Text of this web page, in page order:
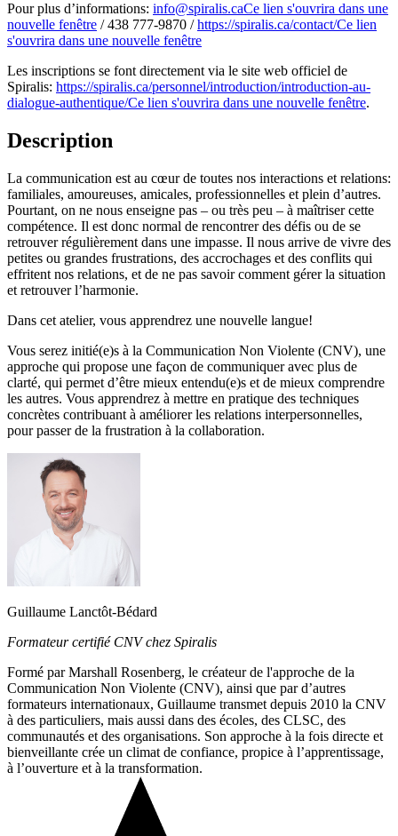
Pour plus d’informations: info@spiralis.caCe lien s'ouvrira dans une
nouvelle fenêtre / 438 777-9870 /https://spiralis.ca/contact/Ce lien
s'ouvrira dans une nouvelle fenêtre
Les inscriptions se font directement via le site web officiel de
Spiralis: https://spiralis.ca/personnel/introduction/introduction-au-
dialogue-authentique/Ce lien s'ouvrira dans une nouvelle fenêtre.
Description
La communication est au cœur de toutes nos interactions et relations:
familiales, amoureuses, amicales, professionnelles et plein d’autres.
Pourtant, on ne nous enseigne pas – ou très peu – à maîtriser cette
compétence. Il est donc normal de rencontrer des défis ou de se
retrouver régulièrement dans une impasse. Il nous arrive de vivre des
petites ou grandes frustrations, des accrochages et des conflits qui
effritent nos relations, et de ne pas savoir comment gérer la situation
et retrouver l’harmonie.
Dans cet atelier, vous apprendrez une nouvelle langue!
Vous serez initié(e)s à la Communication Non Violente (CNV), une
approche qui propose une façon de communiquer avec plus de
clarté, qui permet d’être mieux entendu(e)s et de mieux comprendre
les autres. Vous apprendrez à mettre en pratique des techniques
concrètes contribuant à améliorer les relations interpersonnelles,
pour passer de la frustration à la collaboration.
Guillaume Lanctôt-Bédard
Formateur certifié CNV chez Spiralis
Formé par Marshall Rosenberg, le créateur de l'approche de la
Communication Non Violente (CNV), ainsi que par d’autres
formateurs internationaux, Guillaume transmet depuis 2010 la CNV
à des particuliers, mais aussi dans des écoles, des CLSC, des
communautés et des organisations. Son approche à la fois directe et
bienveillante crée un climat de confiance, propice à l’apprentissage,
à l’ouverture et à la transformation.